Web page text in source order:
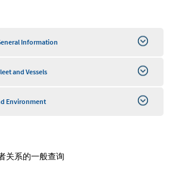
Information
and Vessels
Environment
关系的一般查询